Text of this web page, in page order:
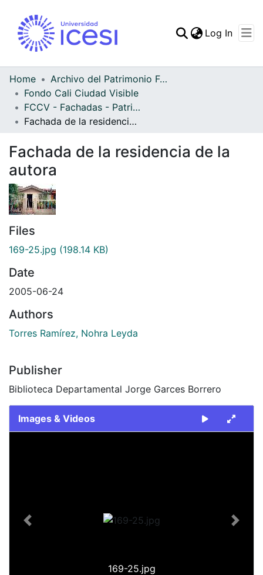
Log In
Home
Archivo del Patrimonio Fotográfico y Fílmico del Valle del Cauca
Fondo Cali Ciudad Visible
FCCV - Fachadas - Patrimonial
Fachada de la residencia de la autora
Fachada de la residencia de la
autora
Files
169-25.jpg (198.14 KB)
Date
2005-06-24
Authors
Torres Ramírez, Nohra Leyda
Publisher
Biblioteca Departamental Jorge Garces Borrero
Images & Videos
169-25.jpg
Previous Next